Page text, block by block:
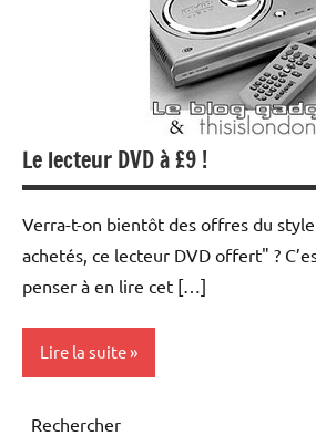
Le lecteur DVD à £9 !
Verra-t-on bientôt des offres du
achetés, ce lecteur DVD offert" ?
penser à en lire cet […]
Lire la suite
DVD
Rechercher